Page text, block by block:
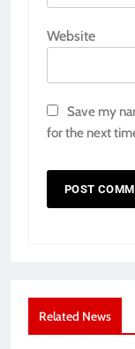
Website
Save my
for the next
Related News